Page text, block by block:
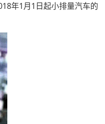
年1月1日起小排量汽车的